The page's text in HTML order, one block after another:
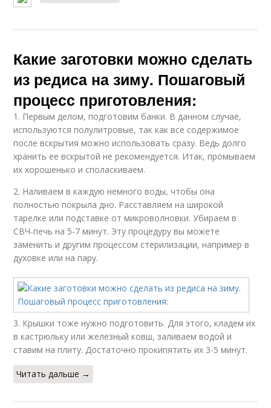
Какие заготовки можно сделать
из редиса на зиму. Пошаговый
процесс приготовления:
1. Первым делом, подготовим банки. В данном случае,
используются полулитровые, так как все содержимое
после вскрытия можно использовать сразу. Ведь долго
хранить ее вскрытой не рекомендуется. Итак, промываем
их хорошенько и споласкиваем.
2. Наливаем в каждую немного воды, чтобы она
полностью покрыла дно. Расставляем на широкой
тарелке или подставке от микроволновки. Убираем в
СВЧ-печь на 5-7 минут. Эту процедуру вы можете
заменить и другим процессом стерилизации, например в
духовке или на пару.
3. Крышки тоже нужно подготовить. Для этого, кладем их
в кастрюльку или железный ковш, заливаем водой и
ставим на плиту. Достаточно прокипятить их 3-5 минут.
Читать дальше →